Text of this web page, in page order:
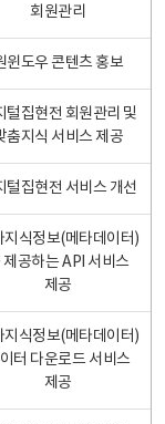
회원관리
윈도우 콘텐츠 홍보
털집현전 회원관리 및
춤지식 서비스 제공
털집현전 서비스 개선
지식정보(메타데이터)
제공하는 API 서비스
제공
지식정보(메타데이터)
터 다운로드 서비스
제공